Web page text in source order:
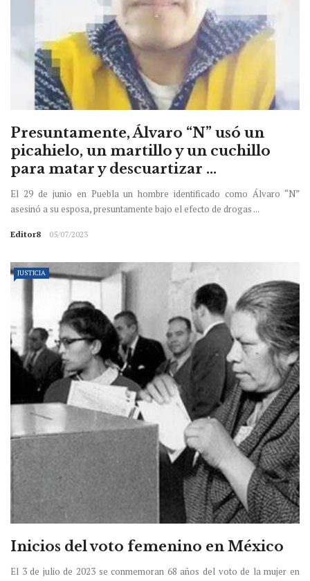
Presuntamente, Álvaro “N” usó un
picahielo, un martillo y un cuchillo
para matar y descuartizar ...
El 29 de junio en Puebla un hombre identificado como Álvaro “N”
asesinó a su esposa, presuntamente bajo el efecto de drogas ...
Editor8 05/07/2023
JUSTICIA
Inicios del voto femenino en México
El 3 de julio de 2023 se conmemoran 68 años del voto de la mujer en